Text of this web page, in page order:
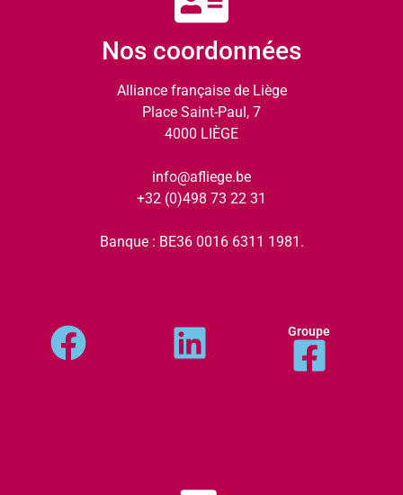
Nos coordonnées
Alliance française de Liège
Place Saint-Paul, 7
4000 LIÈGE
info@afliege.be
+32 (0)498 73 22 31
Banque : BE36 0016 6311 1981.
Groupe